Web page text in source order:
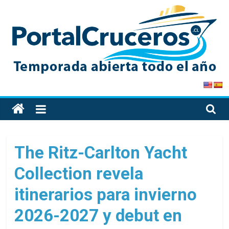
content
PortalCruceros
Toda
la
de
cruceros
en
solo
sitio
The Ritz-Carlton Yacht
Collection revela
itinerarios para invierno
2026-2027 y debut en